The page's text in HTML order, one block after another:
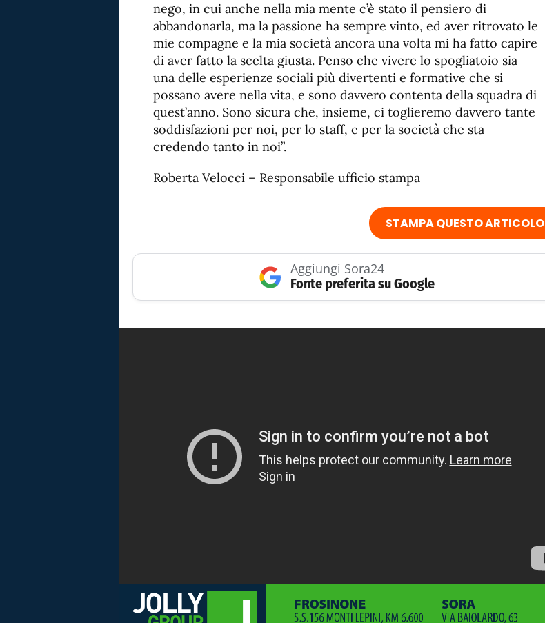
nego, in cui anche nella mia mente c’è stato il pensiero di
abbandonarla, ma la passione ha sempre vinto, ed aver ritrovato le
mie compagne e la mia società ancora una volta mi ha fatto capire
di aver fatto la scelta giusta. Penso che vivere lo spogliatoio sia
una delle esperienze sociali più divertenti e formative che si
possano avere nella vita, e sono davvero contenta della squadra di
quest’anno. Sono sicura che, insieme, ci toglieremo davvero tante
soddisfazioni per noi, per lo staff, e per la società che sta
credendo tanto in noi”.
Roberta Velocci – Responsabile ufficio stampa
STAMPA QUESTO ARTICOLO
Aggiungi Sora24
Fonte preferita su Google